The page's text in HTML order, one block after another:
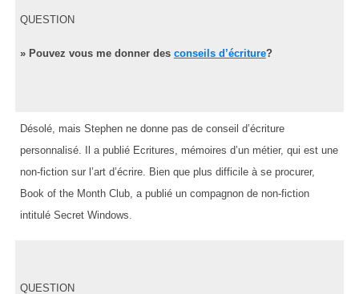
QUESTION
» Pouvez vous me donner des conseils d’écriture?
Désolé, mais Stephen ne donne pas de conseil d’écriture
personnalisé. Il a publié Ecritures, mémoires d’un métier, qui est une
non-fiction sur l’art d’écrire. Bien que plus difficile à se procurer,
Book of the Month Club, a publié un compagnon de non-fiction
intitulé Secret Windows.
QUESTION